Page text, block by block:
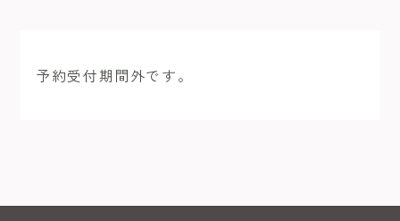
予約受付期間外です。